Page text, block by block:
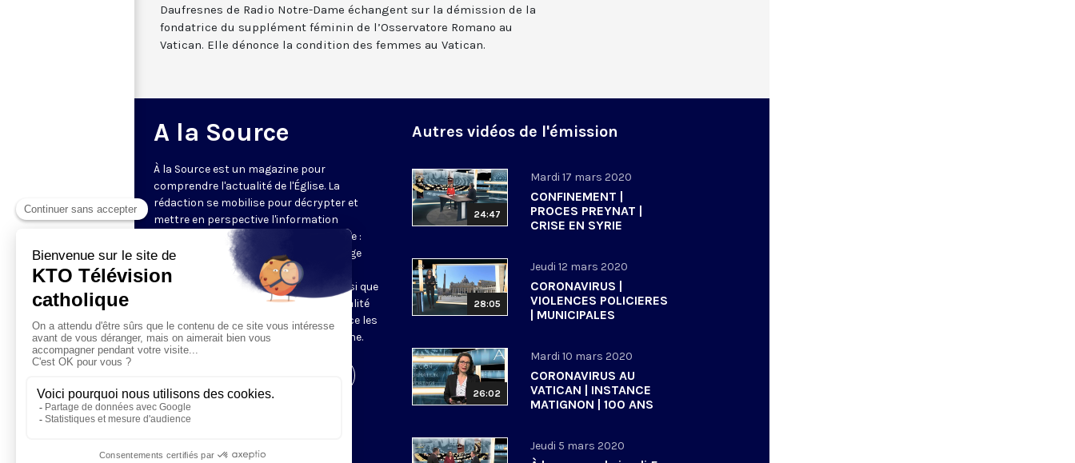
Daufresnes de Radio Notre-Dame échangent sur la démission de la
fondatrice du supplément féminin de l’Osservatore Romano au
Vatican. Elle dénonce la condition des femmes au Vatican.
A la Source
À la Source est un magazine pour
comprendre l'actualité de l'Église. La
rédaction se mobilise pour décrypter et
mettre en perspective l'information
religieuse de la semaine. Au programme :
reportages, revue de presse, décryptage
d'experts, analyses des directeurs de
rédaction de la presse chrétienne, ainsi que
tour à tour, le regard décalé sur l'actualité
des chroniqueurs. Retrouvez À la Source les
mardi et jeudi à 21h45 sur notre antenne.
Autres vidéos de l'émission
24:47
Mardi 17 mars 2020
CONFINEMENT |
PROCES PREYNAT |
CRISE EN SYRIE
28:05
Jeudi 12 mars 2020
CORONAVIRUS |
VIOLENCES POLICIERES
| MUNICIPALES
26:02
Mardi 10 mars 2020
CORONAVIRUS AU
VATICAN | INSTANCE
MATIGNON | 100 ANS
Jeudi 5 mars 2020